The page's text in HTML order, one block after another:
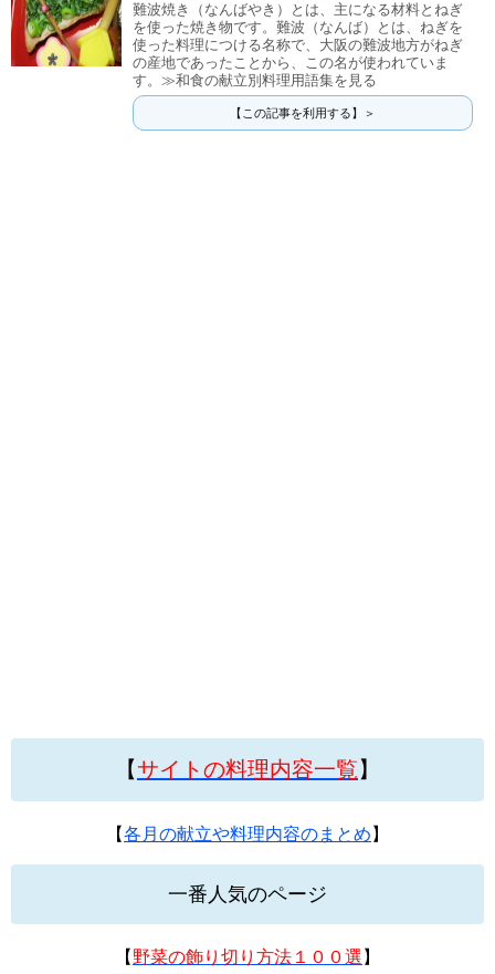
難波焼き（なんばやき）とは、主になる材料とねぎ
を使った焼き物です。難波（なんば）とは、ねぎを
使った料理につける名称で、大阪の難波地方がねぎ
の産地であったことから、この名が使われていま
す。≫和食の献立別料理用語集を見る
【この記事を利用する】＞
【サイトの料理内容一覧】
【各月の献立や料理内容のまとめ 】
一番人気のページ
【 野菜の飾り切り方法１００選 】